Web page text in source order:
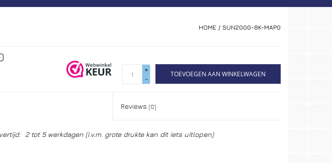
HOME / SUN2000-8K-MAP0
+
-
TOEVOEGEN AAN WINKELWAGEN
Reviews(0)
2 tot 5 werkdagen (i.v.m. grote drukte kan dit iets uitlopen)